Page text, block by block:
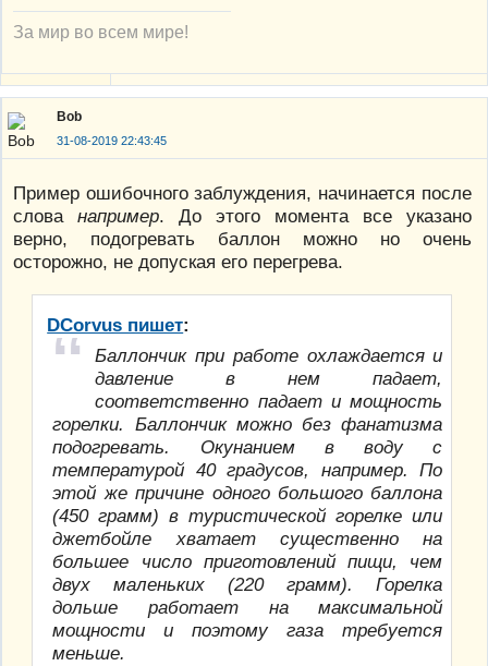
За мир во всем мире!
Bob
31-08-2019 22:43:45
Пример ошибочного заблуждения, начинается после
слова например. До этого момента все указано
верно, подогревать баллон можно но очень
осторожно, не допуская его перегрева.
DCorvus пишет:
Баллончик при работе охлаждается и
давление в нем падает,
соответственно падает и мощность
горелки. Баллончик можно без фанатизма
подогревать. Окунанием в воду с
температурой 40 градусов, например. По
этой же причине одного большого баллона
(450 грамм) в туристической горелке или
джетбойле хватает существенно на
большее число приготовлений пищи, чем
двух маленьких (220 грамм). Горелка
дольше работает на максимальной
мощности и поэтому газа требуется
меньше.